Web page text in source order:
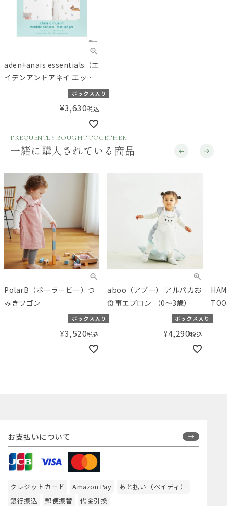
aden+anais essentials（エ
イデンアンドアネイ エッセ
ンシャルズ）【日本正規
品】モスリンコットン おく
るみ 2枚セット ディズニー
ディズニーアンドフレンズ
Disney+friends 2pack
swaddles
ボックス入り
¥3,630税込
FREQUENTLY BOUGHT TOGETHER
一緒に購入されている商品
PolarB（ポーラービー）つ
みきワゴン
ボックス入り
¥3,520税込
aboo（アブー） アルパカお
食事エプロン （0～3歳）
ボックス入り
¥4,290税込
ー
お支払いについて
クレジットカード Amazon Pay
あと払い（ペイディ）
銀行振込
郵便振替 代金引換